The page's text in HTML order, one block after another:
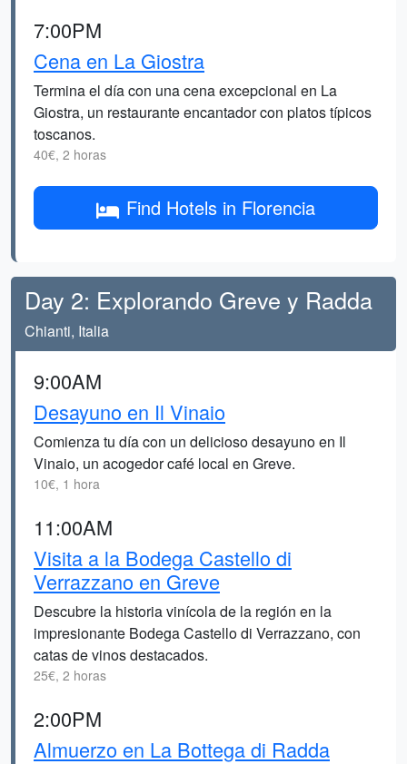
7:00PM
Cena en La Giostra
Termina el día con una cena excepcional en La
Giostra, un restaurante encantador con platos típicos
toscanos.
40€, 2 horas
Find Hotels in Florencia
Day 2: Explorando Greve y Radda
Chianti, Italia
9:00AM
Desayuno en Il Vinaio
Comienza tu día con un delicioso desayuno en Il
Vinaio, un acogedor café local en Greve.
10€, 1 hora
11:00AM
Visita a la Bodega Castello di
Verrazzano en Greve
Descubre la historia vinícola de la región en la
impresionante Bodega Castello di Verrazzano, con
catas de vinos destacados.
25€, 2 horas
2:00PM
Almuerzo en La Bottega di Radda